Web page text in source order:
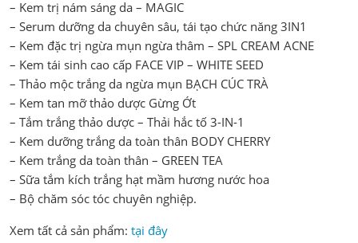
– Kem trị nám sáng da – MAGIC
– Serum dưỡng da chuyên sâu, tái tạo chức năng 3IN1
– Kem đặc trị ngừa mụn ngừa thâm – SPL CREAM ACNE
– Kem tái sinh cao cấp FACE VIP – WHITE SEED
– Thảo mộc trắng da ngừa mụn BẠCH CÚC TRÀ
– Kem tan mỡ thảo dược Gừng Ớt
– Tắm trắng thảo dược – Thải hắc tố 3-IN-1
– Kem dưỡng trắng da toàn thân BODY CHERRY
– Kem trắng da toàn thân – GREEN TEA
– Sữa tắm kích trắng hạt mầm hương nước hoa
– Bộ chăm sóc tóc chuyên nghiệp.
Xem tất cả sản phẩm:tại đây